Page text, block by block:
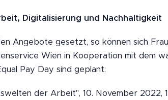
Digitalisierung und Nachhaltigkeit
Angebote gesetzt, so können sich
Wien in Kooperation mit dem
Pay Day sind geplant:
der Arbeit", 10. November 2022,